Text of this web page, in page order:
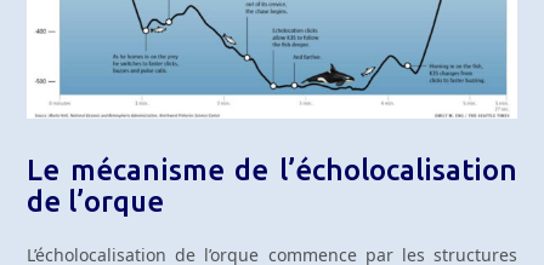
Le mécanisme de l’écholocalisation
de l’orque
L’écholocalisation de l’orque commence par les structures